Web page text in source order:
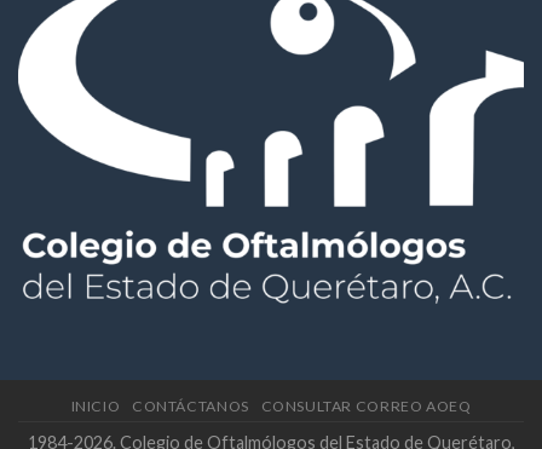
INICIO CONTÁCTANOS CONSULTAR CORREO AOEQ
1984-2026. Colegio de Oftalmólogos del Estado de Querétaro,